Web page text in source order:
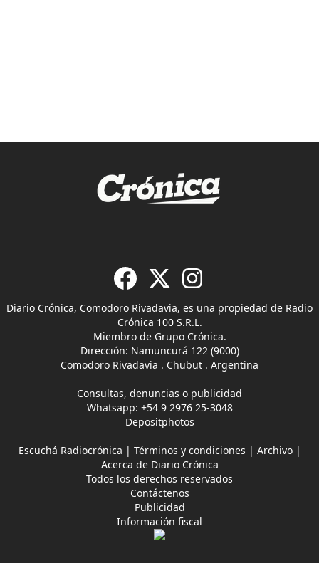
Diario Crónica, Comodoro Rivadavia, es una propiedad de Radio
Crónica 100 S.R.L.
Miembro de Grupo Crónica.
Dirección: Namuncurá 122 (9000)
Comodoro Rivadavia . Chubut . Argentina
Consultas, denuncias o publicidad
Whatsapp: +54 9 2976 25-3048
Depositphotos
Escuchá Radiocrónica | Términos y condiciones | Archivo|
Acerca de Diario Crónica
Todos los derechos reservados
Contáctenos
Publicidad
Información fiscal